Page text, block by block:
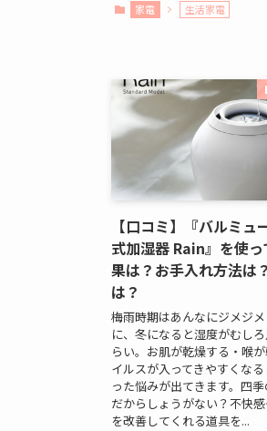
家電 生活家電
【口コミ】『バルミュ
式加湿器 Rain』を使っ
果は？お手入れ方法は
は？
梅雨時期はあんなにジメジ
に、冬になると湿度がむし
らい。お肌が乾燥する・喉
イルスが入ってきやすくな
った悩みが出てきます。四
だからしょうがない？不快
を改善してくれる道具を...